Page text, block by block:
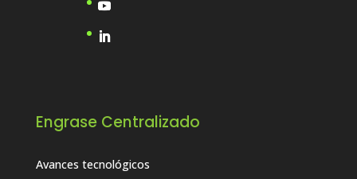
Engrase Centralizado
Avances tecnológicos